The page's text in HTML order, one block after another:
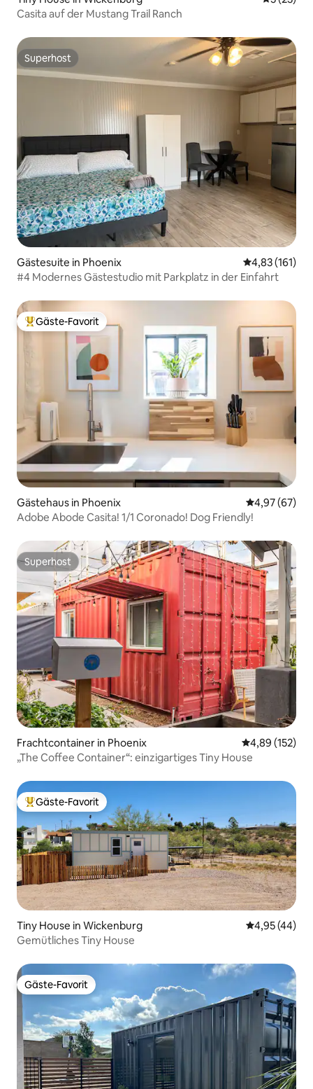
Casita auf der Mustang Trail Ranch
Superhost
Superhost
Gästesuite in Phoenix
4,83 (161)
#4 Modernes Gästestudio mit Parkplatz in der Einfahrt
Beliebter Gäste-Favorit.
Gäste-Favorit
Gästehaus in Phoenix
4,97 (67)
Adobe Abode Casita! 1/1 Coronado! Dog Friendly!
Superhost
Superhost
Frachtcontainer in Phoenix
4,89 (152)
„The Coffee Container“: einzigartiges Tiny House
Beliebter Gäste-Favorit.
Gäste-Favorit
Tiny House in Wickenburg
4,95 (44)
Gemütliches Tiny House
Gäste-Favorit
Gäste-Favorit